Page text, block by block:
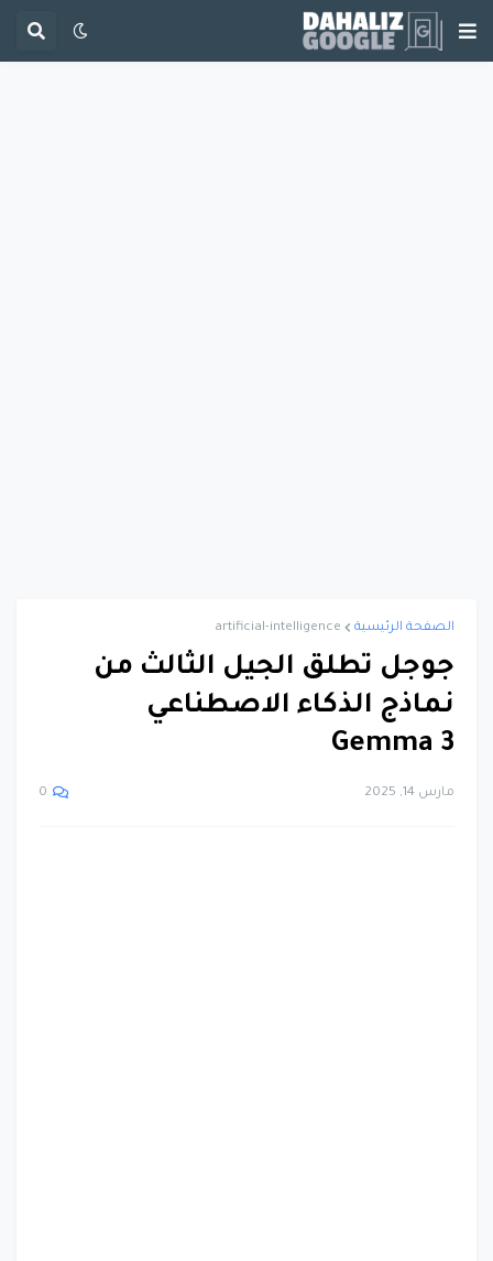
الصفحة الرئيسية artificial-intelligence
جوجل تطلق الجيل الثالث من
نماذج الذكاء الاصطناعي
Gemma 3
مارس 14, 2025 0